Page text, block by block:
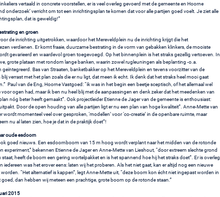
vertaald in concrete voorstellen, er is veel overleg gevoerd met de gemeente en Hoorne
onderzoek’ verricht om tot een inrichtingsplan te komen dat voor alle partijen goed voelt. Je ziet alle
dat is geweldig!”
en groen
de inrichting uitgetrokken, waardoor het Mereveldplein nu de inrichting krijgt die het
verdienen. Er komt fraaie, duurzame bestrating in de vorm van gebakken klinkers, de mooiste
gevarieerd en waardevol groen toegevoegd. Op het binnenplein is het straks gezellig vertoeven. In
grote plataan met rondom lange banken, waarin zowel rugleuningen als beplanting -o.a.
geïntegreerd. Bas van Straaten, banketbakker op het Mereveldplein en tevens voorzitter van de
verrast met het plan zoals die er nu ligt, dat meen ik echt. Ik denk dat het straks heel mooi gaat
Paul van de Eng, Hoorne Vastgoed: “ik was in het begin een beetje sceptisch, of het allemaal wel
ogen had, maar ik ben nu heel blij met de aanpassingen en denk zeker dat het meedenken van
nóg beter heeft gemaakt”. Ook projectleider Etienne de Jager van de gemeente is enthousiast:
Door de open houding van alle partijen ligt er nu een plan van hoge kwaliteit”. Anne-Mette van
wordt momenteel veel over gesproken, ‘modellen’ voor ‘co-creatie’ in de openbare ruimte, maar
nu al laten zien, hoe je dat in de praktijk doet”!
oude esdoorn
ook goed nieuws. Een esdoornboom van 15 m hoog wordt verplant naar het midden van de rotonde
experiment,” bekennen Etienne de Jager en Anne-Mette van Lieshout, “door extreem slechte grond
heeft de boom een gering wortelpakket en is het spannend hoe hij het straks doet”. Er is overleg
iedereen was het erover eens: laten wij het proberen. Als het niet gaat, kan er altijd nog een nieuwe
“Het alternatief is kappen”, legt Anne-Mette uit, “deze boom kon écht niet ingepast worden in
goed, dan hebben wij meteen een prachtige, grote boom op de rotonde staan.”
2015